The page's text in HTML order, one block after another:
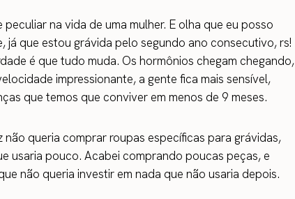
na vida de uma mulher. E olha que eu posso
já que estou grávida pelo segundo ano consecutivo, rs!
é que tudo muda. Os hormônios chegam chegando,
impressionante, a gente fica mais sensível,
que temos que conviver em menos de 9 meses.
não queria comprar roupas específicas para grávidas,
usaria pouco. Acabei comprando poucas peças, e
não queria investir em nada que não usaria depois.